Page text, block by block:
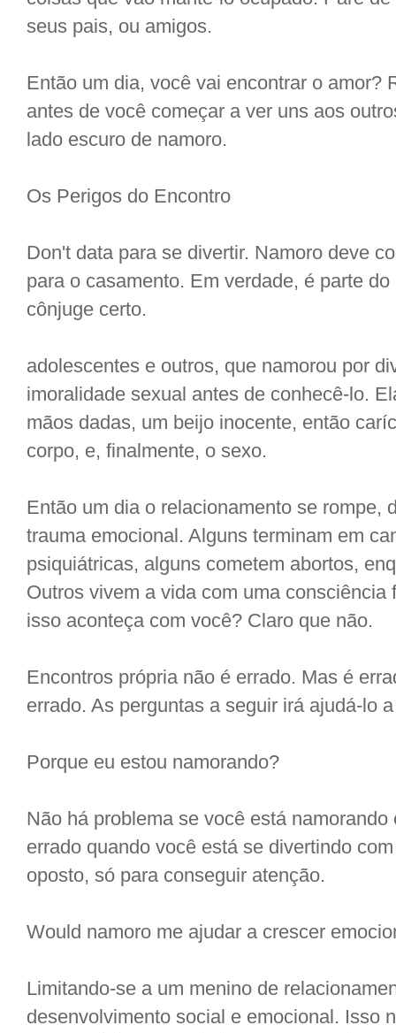
seus pais, ou amigos.
Então um dia, você vai encontrar o amor?
antes de você começar a ver uns aos
lado escuro de namoro.
Os Perigos do Encontro
Don't data para se divertir. Namoro deve
para o casamento. Em verdade, é parte
cônjuge certo.
adolescentes e outros, que namorou por
imoralidade sexual antes de conhecê-lo.
mãos dadas, um beijo inocente, então
corpo, e, finalmente, o sexo.
Então um dia o relacionamento se rompe,
trauma emocional. Alguns terminam em
psiquiátricas, alguns cometem abortos,
Outros vivem a vida com uma
isso aconteça com você? Claro que não.
Encontros própria não é errado. Mas é
errado. As perguntas a seguir irá ajudá-lo
Porque eu estou namorando?
Não há problema se você está
errado quando você está se divertindo
oposto, só para conseguir atenção.
Would namoro me ajudar a crescer
Limitando-se a um menino de
desenvolvimento social e emocional. Isso